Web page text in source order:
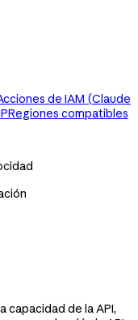
de IAM (Claude
Regiones compatibles
capacidad de la API,